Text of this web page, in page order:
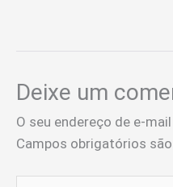
Deixe um
O seu endereço de e-
Campos obrigatórios